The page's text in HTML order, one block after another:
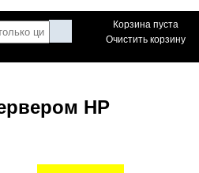
Корзина пуста
Очистить корзину
HP